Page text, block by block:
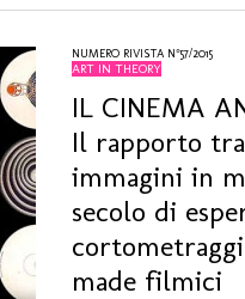
NUMERO RIVISTA N°57/2015
ART IN THEORY
IL CINEMA
Il rapporto
immagini in
secolo di
made filmici